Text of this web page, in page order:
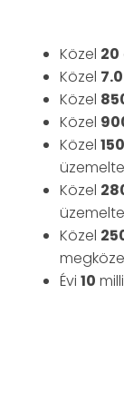
Közel 20
Közel
Közel
Közel
Közel150
Közel
Közel
Évi10